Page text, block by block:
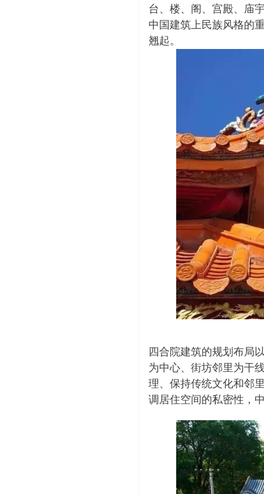
台、楼、阁、宫殿、庙
中国建筑上民族风格的
翘起。
四合院建筑的规划布局
为中心、街坊邻里为干
理、保持传统文化和邻
调居住空间的私密性，